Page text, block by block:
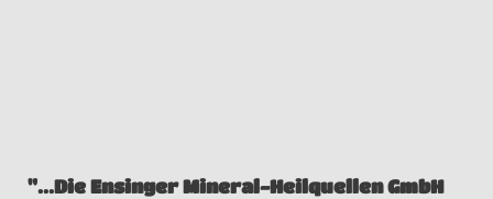
"...Die Ensinger Mineral-Heilquellen GmbH